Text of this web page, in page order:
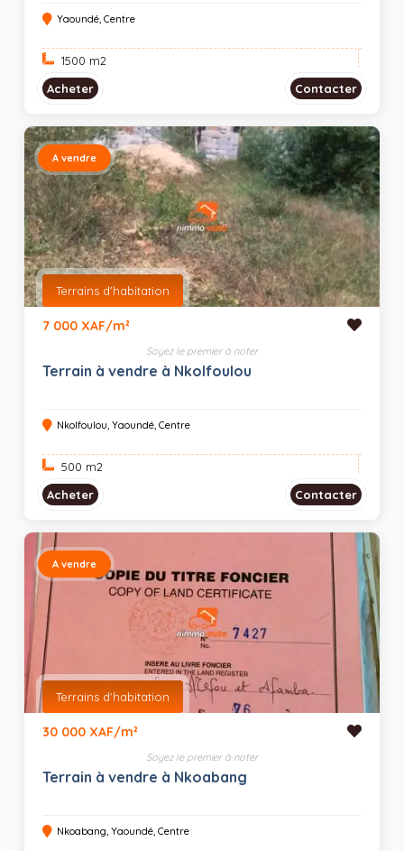
Yaoundé, Centre
1500 m2
Acheter
Contacter
A vendre
Terrains d'habitation
7 000 XAF/m²
Soyez le premier à noter
Terrain à vendre à Nkolfoulou
Nkolfoulou, Yaoundé, Centre
500 m2
Acheter
Contacter
A vendre
Terrains d'habitation
30 000 XAF/m²
Soyez le premier à noter
Terrain à vendre à Nkoabang
Nkoabang, Yaoundé, Centre